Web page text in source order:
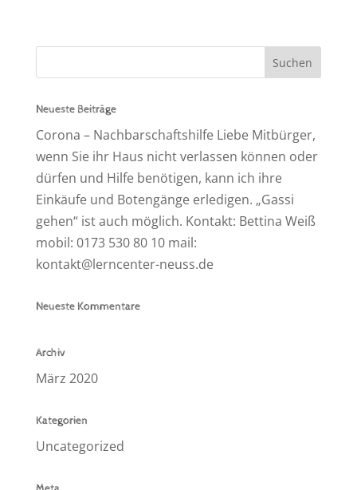
Neueste Beiträge
Corona – Nachbarschaftshilfe Liebe Mitbürger,
wenn Sie ihr Haus nicht verlassen können oder
dürfen und Hilfe benötigen, kann ich ihre
Einkäufe und Botengänge erledigen. „Gassi
gehen“ ist auch möglich. Kontakt: Bettina Weiß
mobil: 0173 530 80 10 mail:
kontakt@lerncenter-neuss.de
Neueste Kommentare
Archiv
März 2020
Kategorien
Uncategorized